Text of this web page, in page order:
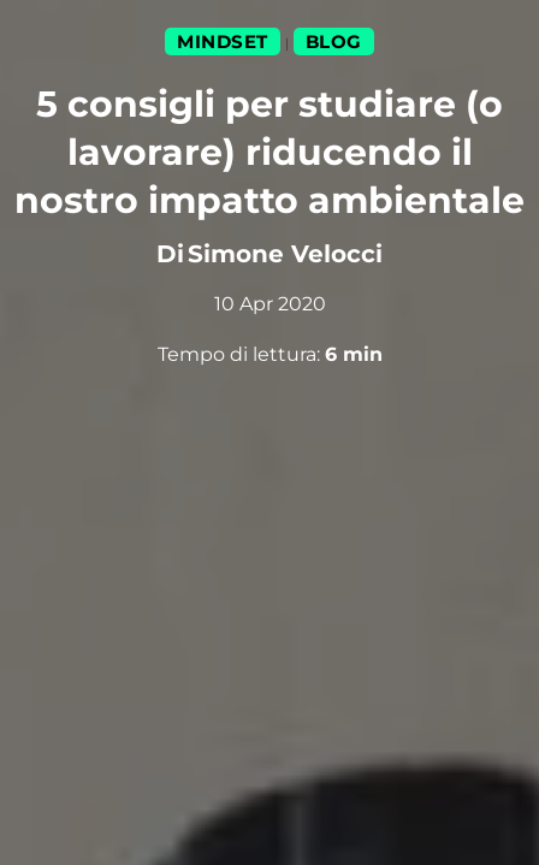
MINDSET | BLOG
5 consigli per studiare (o
lavorare) riducendo il
nostro impatto ambientale
DiSimone Velocci
10 Apr 2020
Tempo di lettura: 6min